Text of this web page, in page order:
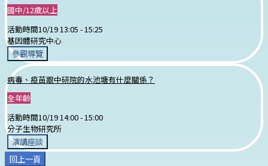
國中/12歲以上
活動時間10/19 13:05 - 15:25
基因體研究中心
參觀導覽
病毒、疫苗跟中研院的水池塘有什麼關係？
全年齡
活動時間10/19 14:00 -15:00
分子生物研究所
演講座談
回上一頁